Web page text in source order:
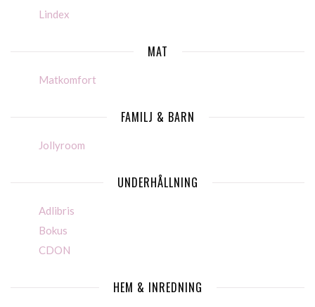
Lindex
MAT
Matkomfort
FAMILJ & BARN
Jollyroom
UNDERHÅLLNING
Adlibris
Bokus
CDON
HEM & INREDNING